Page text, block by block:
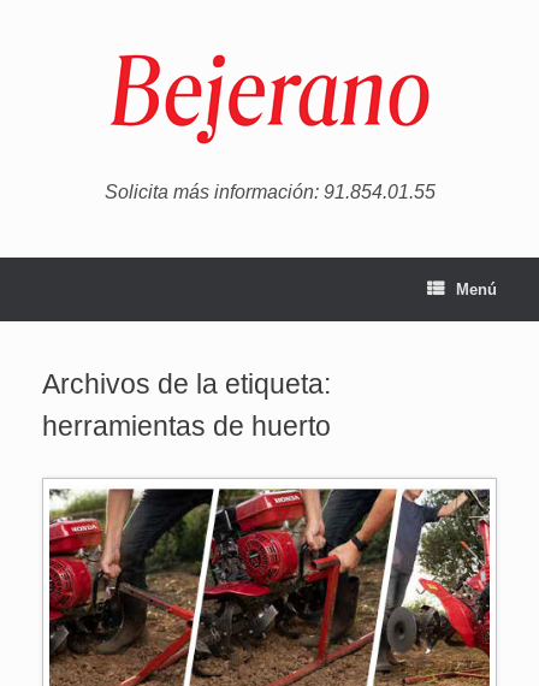
Solicita más información: 91.854.01.55
Menú
Archivos de la etiqueta:
herramientas de huerto